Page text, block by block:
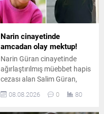
Narin cinayetinde
amcadan olay mektup!
Narin Güran cinayetinde
ağırlaştırılmış müebbet hapis
cezası alan Salim Güran,
cezaevinden yazdığı
mektupta suçsuz olduğunu
08.08.2026 0 80